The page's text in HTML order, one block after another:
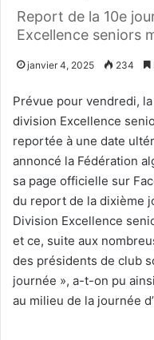
Report de la 10e
Excellence seniors
janvier 4, 2025 234
Prévue pour vendredi,
division Excellence
reportée à une date
annoncé la Fédération
sa page officielle sur
du report de la dixième
Division Excellence
et ce, suite aux
des présidents de club
journée », a-t-on pu
au milieu de la journée